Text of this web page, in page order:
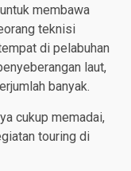
membawa
teknisi
di pelabuhan
laut,
banyak.
cukup memadai,
touring di